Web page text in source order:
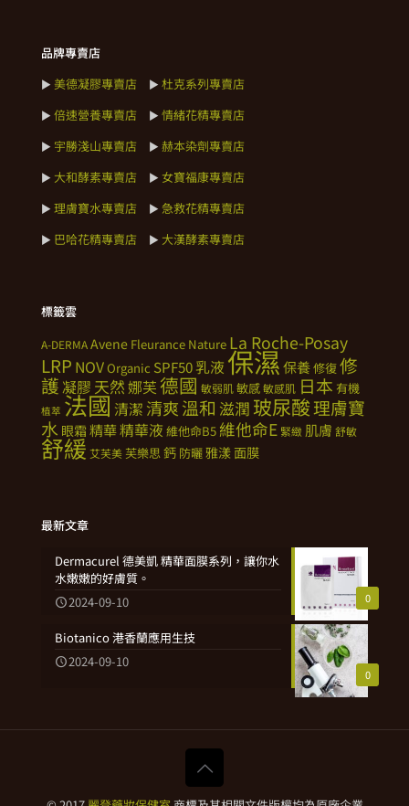
品牌專賣店
► 美德凝膠專賣店 ► 杜克系列專賣店
► 倍速營養專賣店 ► 情緒花精專賣店
► 宇勝淺山專賣店 ► 赫本染劑專賣店
► 大和酵素專賣店 ► 女寶福康專賣店
► 理膚寶水專賣店 ► 急救花精專賣店
► 巴哈花精專賣店 ► 大漢酵素專賣店
標籤雲
A-DERMAAvene Fleurance Nature La Roche-Posay
LRP NOVOrganic SPF50乳液 保濕保養修復修
護凝膠 天然娜芙德國 敏弱肌敏感敏感肌 日本 有機
植萃 法國清潔 清爽溫和 滋潤 玻尿酸理膚寶
水 眼霜 精華精華液 維他命B5 維他命E 緊緻 肌膚 舒敏
舒緩 艾芙美芙樂思鈣 防曬雅漾面膜
最新文章
0
Dermacurel 德美凱 精華面膜系列，讓你水
水嫩嫩的好膚質。
2024-09-10
0
Biotanico 港香蘭應用生技
2024-09-10